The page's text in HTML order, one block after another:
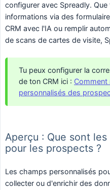
configurer avec Spreadly.
informations via des
CRM avec l'IA ou remplir
de scans de cartes de visite,
Tu peux configurer la
de ton CRM ici : Comment
personnalisés des
Aperçu : Que sont
pour les prospects ?
Les champs personnalisés
collecter ou d'enrichir des